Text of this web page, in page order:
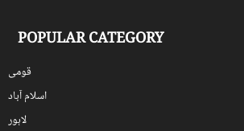
POPULAR CATEGORY
قومی
اسلام آباد
لاہور